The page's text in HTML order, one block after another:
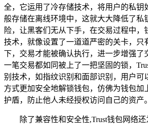
全，它运用了冷存储技术，将用户的私钥
般存储在离线环境中，这就大大降低了私
险，让黑客们无从下手，在交易过程中，
技术，就像设置了一道道严密的关卡，只
下，交易才能被确认执行，进一步增强了
一笔交易都如同被上了一把坚固的锁，
别技术，如指纹识别和面部识别，用户可
方式更加安全地解锁钱包，仿佛为钱包加
护盾，防止他人未经授权访问自己的资产。
除了兼容性和安全性,Trust钱包网络